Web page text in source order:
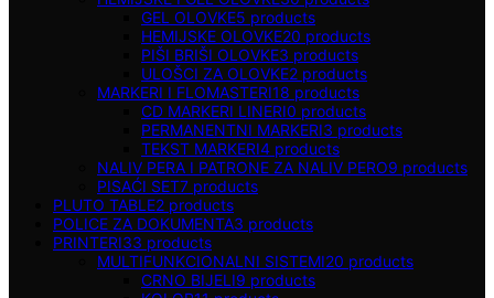
GEL OLOVKE5 products
HEMIJSKE OLOVKE20 products
PIŠI BRIŠI OLOVKE3 products
ULOŠCI ZA OLOVKE2 products
MARKERI I FLOMASTERI18 products
CD MARKERI LINERI0 products
PERMANENTNI MARKERI3 products
TEKST MARKERI4 products
NALIV PERA I PATRONE ZA NALIV PERO9 products
PISAĆI SET7 products
PLUTO TABLE2 products
POLICE ZA DOKUMENTA3 products
PRINTERI33 products
MULTIFUNKCIONALNI SISTEMI20 products
CRNO BIJELI9 products